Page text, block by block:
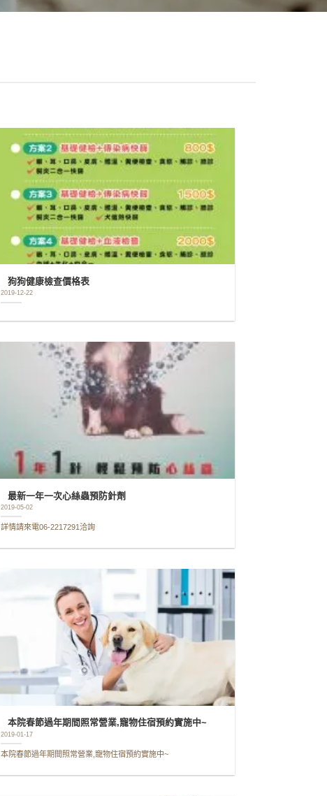
狗狗健康檢查價格表
2019-12-22
最新一年一次心絲蟲預防針劑
2019-05-02
詳情請來電06-2217291洽詢
本院春節過年期間照常營業,寵物住宿預約實施中~
2019-01-17
本院春節過年期間照常營業,寵物住宿預約實施中~